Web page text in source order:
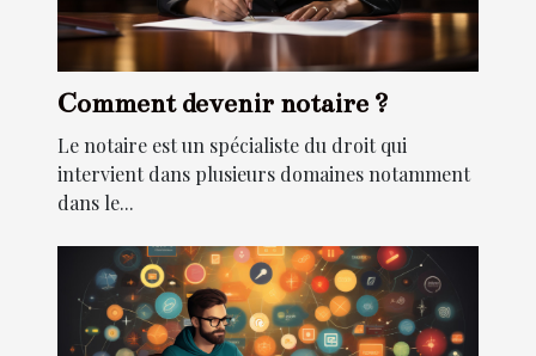
Comment devenir notaire ?
Le notaire est un spécialiste du droit qui
intervient dans plusieurs domaines notamment
dans le...